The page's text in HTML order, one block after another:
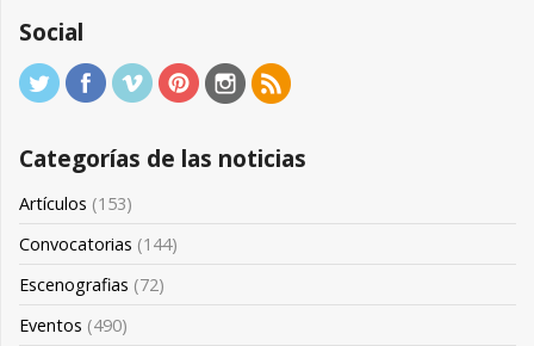
Social
Categorías de las noticias
Artículos (153)
Convocatorias (144)
Escenografias (72)
Eventos (490)